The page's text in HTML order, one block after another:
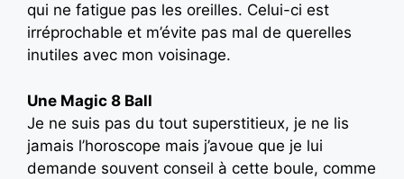
qui ne fatigue pas les oreilles. Celui-ci est
irréprochable et m’évite pas mal de querelles
inutiles avec mon voisinage.
Une Magic 8 Ball
Je ne suis pas du tout superstitieux, je ne lis
jamais l’horoscope mais j’avoue que je lui
demande souvent conseil à cette boule, comme